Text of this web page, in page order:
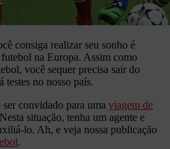
consiga realizar seu sonho é
na Europa. Assim como
você sequer precisa sair do
testes no nosso país.
convidado para uma viagem de
situação, tenha um agente e
lo. Ah, e veja nossa publicação
.